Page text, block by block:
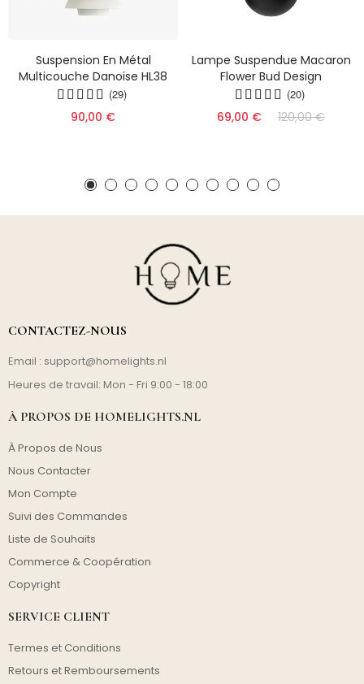
Suspension En Métal
Multicouche Danoise HL38
(29)
90,00 €
Lampe Suspendue Macaron
Flower Bud Design
(20)
69,00 € 120,00 €
CONTACTEZ-NOUS
Email : support@homelights.nl
Heures de travail: Mon - Fri 9:00 - 18:00
À PROPOS DE HOMELIGHTS.NL
À Propos de Nous
Nous Contacter
Mon Compte
Suivi des Commandes
Liste de Souhaits
Commerce & Coopération
Copyright
SERVICE CLIENT
Termes et Conditions
Retours et Remboursements